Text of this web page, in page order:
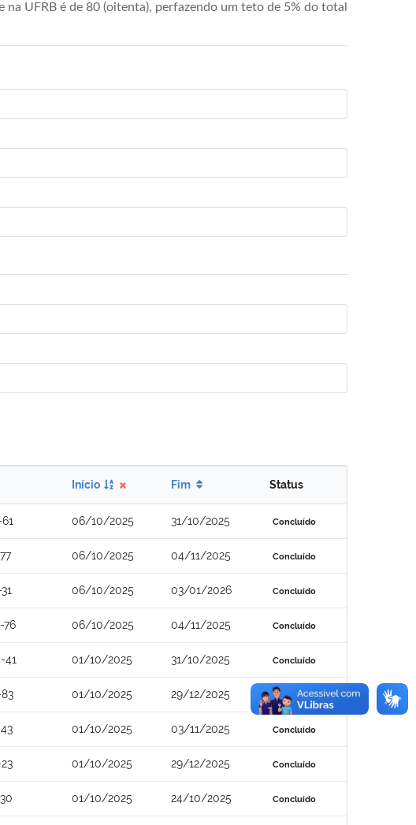
UFRB é de 80 (oitenta), perfazendo um teto de 5% do total
Início Fim Status
06/10/2025 31/10/2025 Concluído
06/10/2025 04/11/2025 Concluído
06/10/2025 03/01/2026 Concluído
76 06/10/2025 04/11/2025 Concluído
41 01/10/2025 31/10/2025 Concluído
01/10/2025 29/12/2025 Concluído
01/10/2025 03/11/2025 Concluído
01/10/2025 29/12/2025 Concluído
01/10/2025 24/10/2025 Concluído